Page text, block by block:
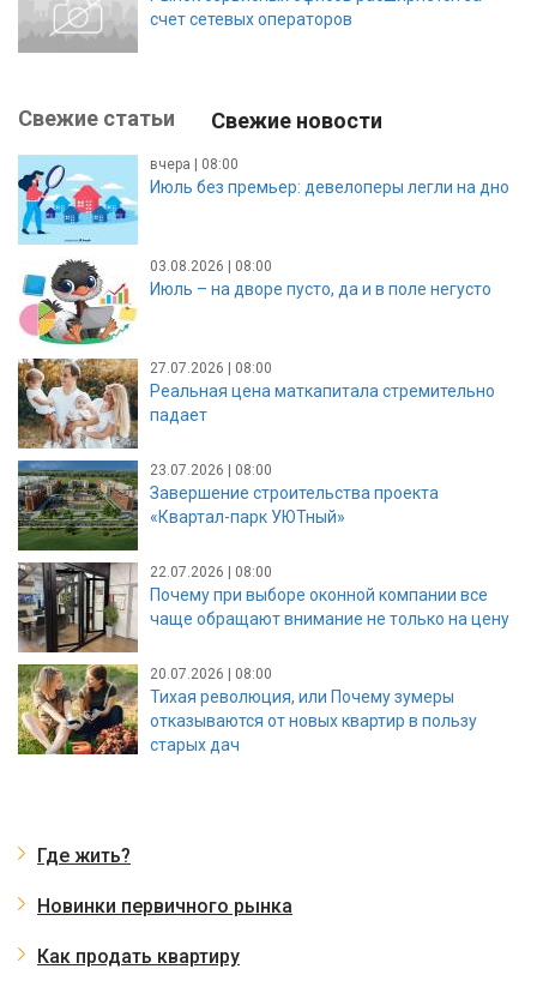
счет сетевых операторов
Свежие статьи Свежие новости
вчера | 08:00
Июль без премьер: девелоперы легли на дно
03.08.2026 | 08:00
Июль – на дворе пусто, да и в поле негусто
27.07.2026 | 08:00
Реальная цена маткапитала стремительно
падает
23.07.2026 | 08:00
Завершение строительства проекта
«Квартал-парк УЮТный»
22.07.2026 | 08:00
Почему при выборе оконной компании все
чаще обращают внимание не только на цену
20.07.2026 | 08:00
Тихая революция, или Почему зумеры
отказываются от новых квартир в пользу
старых дач
Где жить?
Новинки первичного рынка
Как продать квартиру